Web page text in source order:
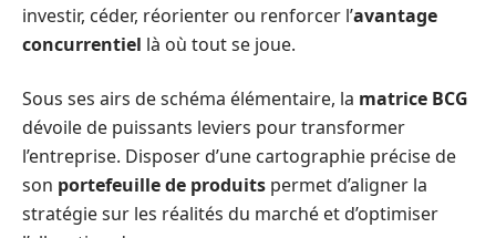
investir, céder, réorienter ou renforcer l’avantage
concurrentiel là où tout se joue.
Sous ses airs de schéma élémentaire, la matrice BCG
dévoile de puissants leviers pour transformer
l’entreprise. Disposer d’une cartographie précise de
son portefeuille de produits permet d’aligner la
stratégie sur les réalités du marché et d’optimiser